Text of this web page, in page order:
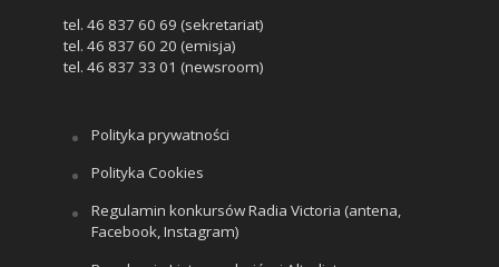
tel. 46 837 60 69 (sekretariat)
tel. 46 837 60 20 (emisja)
tel. 46 837 33 01 (newsroom)
Polityka prywatności
Polityka Cookies
Regulamin konkursów Radia Victoria (antena,
Facebook, Instagram)